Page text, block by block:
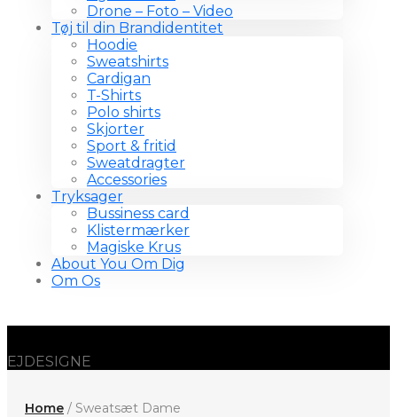
Drone – Foto – Video
Tøj til din Brandidentitet
Hoodie
Sweatshirts
Cardigan
T-Shirts
Polo shirts
Skjorter
Sport & fritid
Sweatdragter
Accessories
Tryksager
Bussiness card
Klistermærker
Magiske Krus
About You Om Dig
Om Os
EJDESIGNE
Home / Sweatsæt Dame